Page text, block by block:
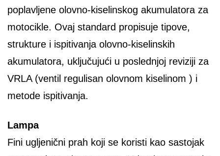
poplavljene olovno-kiselinskog akumulatora za
motocikle. Ovaj standard propisuje tipove,
strukture i ispitivanja olovno-kiselinskih
akumulatora, uključujući u poslednjoj reviziji za
VRLA (ventil regulisan olovnom kiselinom ) i
metode ispitivanja.
Lampa
Fini ugljenični prah koji se koristi kao sastojak